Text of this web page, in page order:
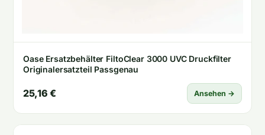
Oase Ersatzbehälter FiltoClear 3000 UVC Druckfilter
Originalersatzteil Passgenau
25,16 € Ansehen →